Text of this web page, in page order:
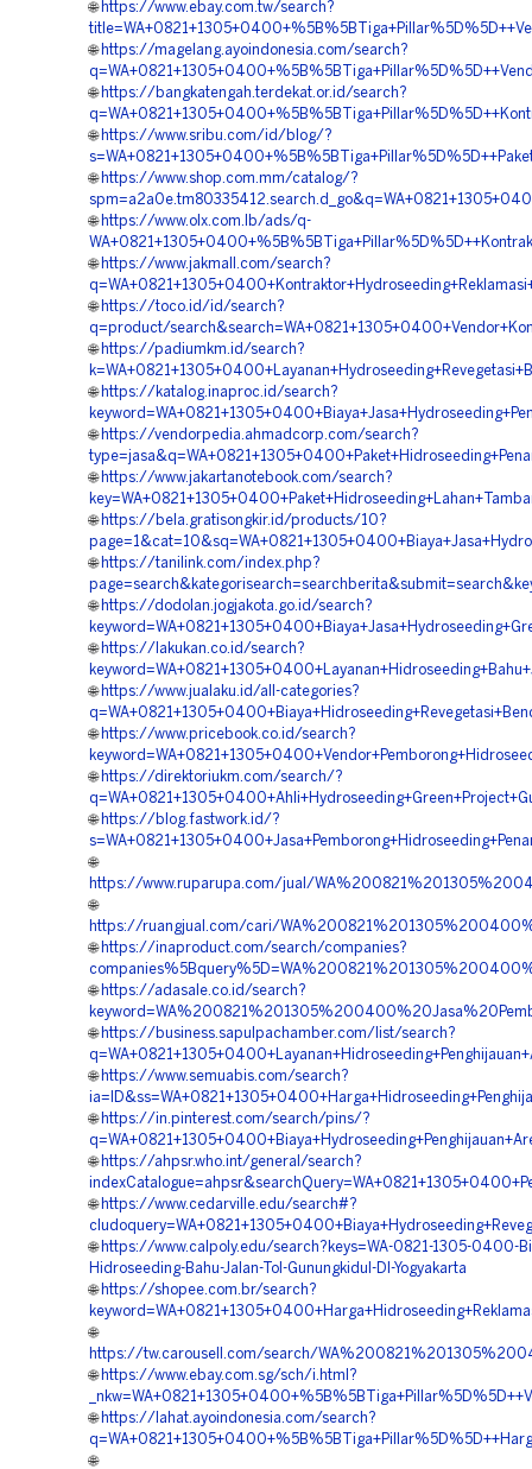
🌐 https://www.ebay.com.tw/search?
🌐 https://magelang.ayoindonesia.com/search?
🌐 https://bangkatengah.terdekat.or.id/search?
🌐 https://www.sribu.com/id/blog/?
🌐 https://www.shop.com.mm/catalog/?
🌐 https://www.olx.com.lb/ads/q-
🌐 https://www.jakmall.com/search?
🌐 https://toco.id/id/search?
q=product/
🌐 https://padiumkm.id/search?
🌐 https://katalog.inaproc.id/search?
🌐 https://vendorpedia.ahmadcorp.com/search?
🌐 https://www.jakartanotebook.com/search?
🌐 https://bela.gratisongkir.id/products/10?
🌐 https://tanilink.com/index.php?
🌐 https://dodolan.jogjakota.go.id/search?
🌐 https://lakukan.co.id/search?
🌐 https://www.jualaku.id/all-categories?
🌐 https://www.pricebook.co.id/search?
🌐 https://direktoriukm.com/search/?
🌐 https://blog.fastwork.id/?
🌐
https://www.ruparupa.com/jual/
🌐
https://ruangjual.com/cari/
🌐 https://inaproduct.com/search/companies?
🌐 https://adasale.co.id/search?
🌐 https://business.sapulpachamber.com/list/search?
🌐 https://www.semuabis.com/search?
🌐 https://in.pinterest.com/search/pins/?
🌐 https://ahpsr.who.int/general/search?
🌐 https://www.cedarville.edu/search#?
🌐 https://www.calpoly.edu/search?keys=WA-0821-1305-0400-
Hidroseeding-Bahu-Jalan-Tol-Gunungkidul-DI-Yogyakarta
🌐 https://shopee.com.br/search?
🌐
https://tw.carousell.com/search/
🌐 https://www.ebay.com.sg/sch/i.html?
🌐 https://lahat.ayoindonesia.com/search?
🌐